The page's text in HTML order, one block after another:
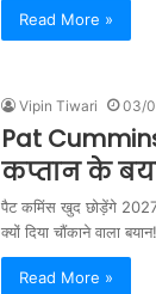
Read More »
Vipin Tiwari 03/
Pat
कप्तान के
पैट कमिंस खुद छोड़ेंगे
क्यों दिया चौंकाने वाला
Read More »